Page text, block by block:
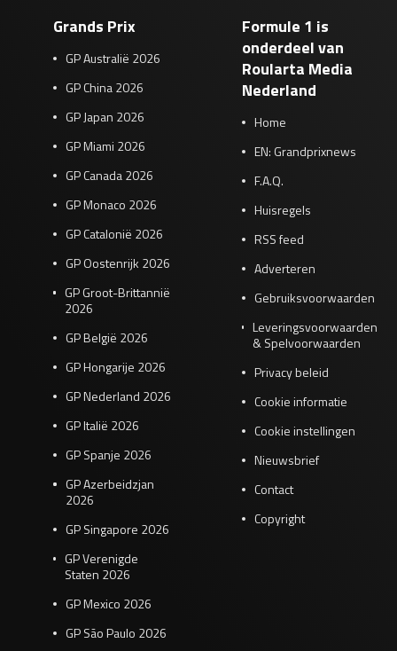
Grands Prix
GP Australië 2026
GP China 2026
GP Japan 2026
GP Miami 2026
GP Canada 2026
GP Monaco 2026
GP Catalonië 2026
GP Oostenrijk 2026
GP Groot-Brittannië
2026
GP België 2026
GP Hongarije 2026
GP Nederland 2026
GP Italië 2026
GP Spanje 2026
GP Azerbeidzjan
2026
GP Singapore 2026
GP Verenigde
Staten 2026
GP Mexico 2026
GP São Paulo 2026
Formule 1 is
onderdeel van
Roularta Media
Nederland
Home
EN: Grandprixnews
F.A.Q.
Huisregels
RSS feed
Adverteren
Gebruiksvoorwaarden
Leveringsvoorwaarden
& Spelvoorwaarden
Privacy beleid
Cookie informatie
Cookie instellingen
Nieuwsbrief
Contact
Copyright